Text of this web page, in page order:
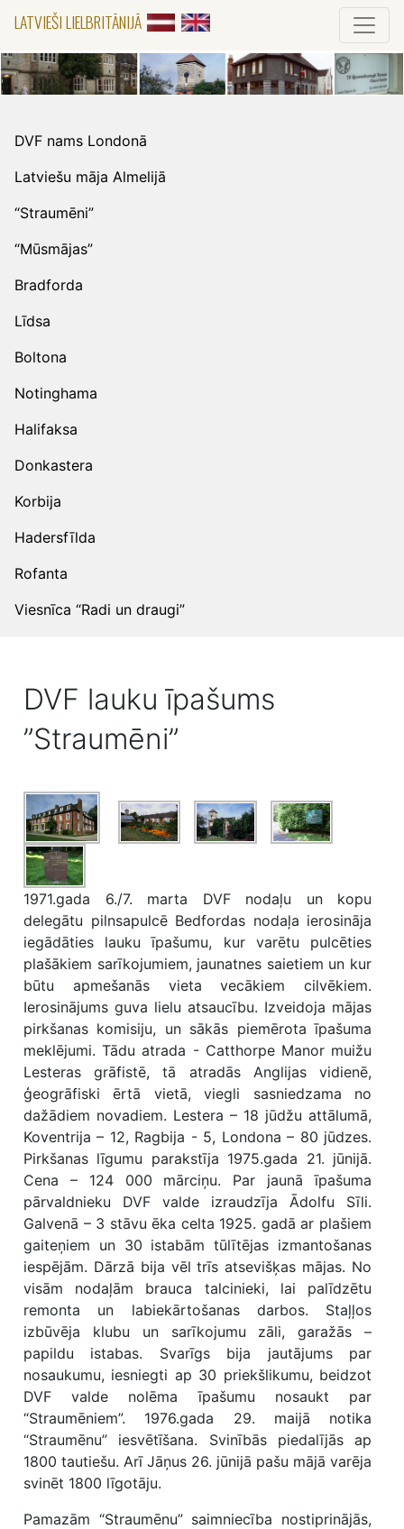
LATVIEŠI LIELBRITĀNIJĀ
DVF nams Londonā
Latviešu māja Almelijā
“Straumēni”
“Mūsmājas”
Bradforda
Līdsa
Boltona
Notinghama
Halifaksa
Donkastera
Korbija
Hadersfīlda
Rofanta
Viesnīca “Radi un draugi”
DVF lauku īpašums
”Straumēni”
1971.gada 6./7. marta DVF nodaļu un kopu
delegātu pilnsapulcē Bedfordas nodaļa ierosināja
iegādāties lauku īpašumu, kur varētu pulcēties
plašākiem sarīkojumiem, jaunatnes saietiem un kur
būtu apmešanās vieta vecākiem cilvēkiem.
Ierosinājums guva lielu atsaucību. Izveidoja mājas
pirkšanas komisiju, un sākās piemērota īpašuma
meklējumi. Tādu atrada - Catthorpe Manor muižu
Lesteras grāfistē, tā atradās Anglijas vidienē,
ģeogrāfiski ērtā vietā, viegli sasniedzama no
dažādiem novadiem. Lestera – 18 jūdžu attālumā,
Koventrija – 12, Ragbija - 5, Londona – 80 jūdzes.
Pirkšanas līgumu parakstīja 1975.gada 21. jūnijā.
Cena – 124 000 mārciņu. Par jaunā īpašuma
pārvaldnieku DVF valde izraudzīja Ādolfu Sīli.
Galvenā – 3 stāvu ēka celta 1925. gadā ar plašiem
gaiteņiem un 30 istabām tūlītējas izmantošanas
iespējām. Dārzā bija vēl trīs atsevišķas mājas. No
visām nodaļām brauca talcinieki, lai palīdzētu
remonta un labiekārtošanas darbos. Staļļos
izbūvēja klubu un sarīkojumu zāli, garažās –
papildu istabas. Svarīgs bija jautājums par
nosaukumu, iesniegti ap 30 priekšlikumu, beidzot
DVF valde nolēma īpašumu nosaukt par
“Straumēniem”. 1976.gada 29. maijā notika
“Straumēnu” iesvētīšana. Svinībās piedalījās ap
1800 tautiešu. Arī Jāņus 26. jūnijā pašu mājā varēja
svinēt 1800 līgotāju.
Pamazām “Straumēnu” saimniecība nostiprinājās,